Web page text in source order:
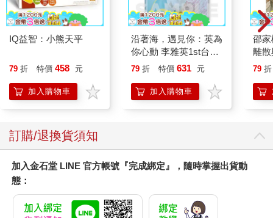
IQ益智：小熊天平
79 折 特價 458 元
加入購物車
沿著海，遇見你：英為
你心動 李雅英1st台灣
感性紙上電影系列
79 折 特價 631 元
加入購物車
邵
離
79 折
訂購/退換貨須知
加入金石堂 LINE 官方帳號『完成綁定』，隨時掌握出貨動
態：